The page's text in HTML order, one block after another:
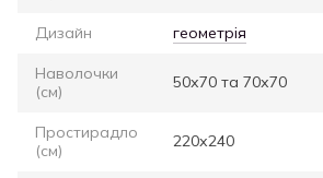
Дизайн геометрія
Наволочки
(см)
50х70 та 70х70
Простирадло
(см)
220х240